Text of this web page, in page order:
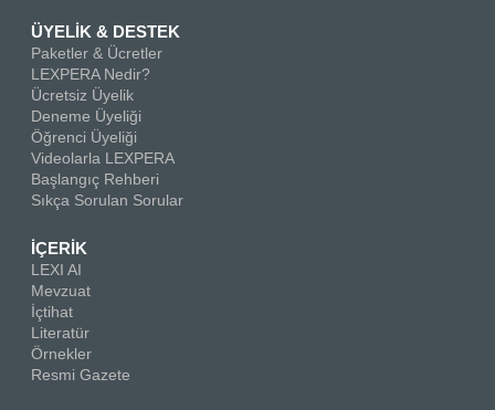
ÜYELİK & DESTEK
Paketler & Ücretler
LEXPERA Nedir?
Ücretsiz Üyelik
Deneme Üyeliği
Öğrenci Üyeliği
Videolarla LEXPERA
Başlangıç Rehberi
Sıkça Sorulan Sorular
İÇERİK
LEXI AI
Mevzuat
İçtihat
Literatür
Örnekler
Resmi Gazete